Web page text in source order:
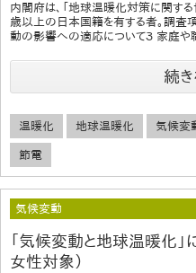
内閣府は、「地球温暖化対策に関す
歳以上の日本国籍を有する者。調査
動の影響への適応について３ 家庭
続
温暖化 地球温暖化 気候変
節電
気候変動
「気候変動と地球温暖化
女性対象）